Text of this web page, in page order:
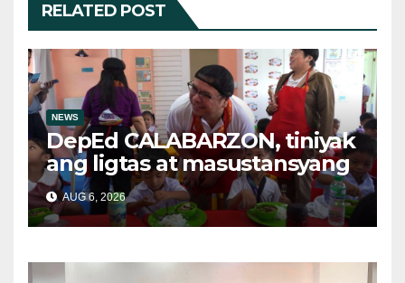
RELATED POST
NEWS
DepEd CALABARZON, tiniyak
ang ligtas at masustansyang
pagkain sa School-Based
Feeding Program
AUG 6, 2026